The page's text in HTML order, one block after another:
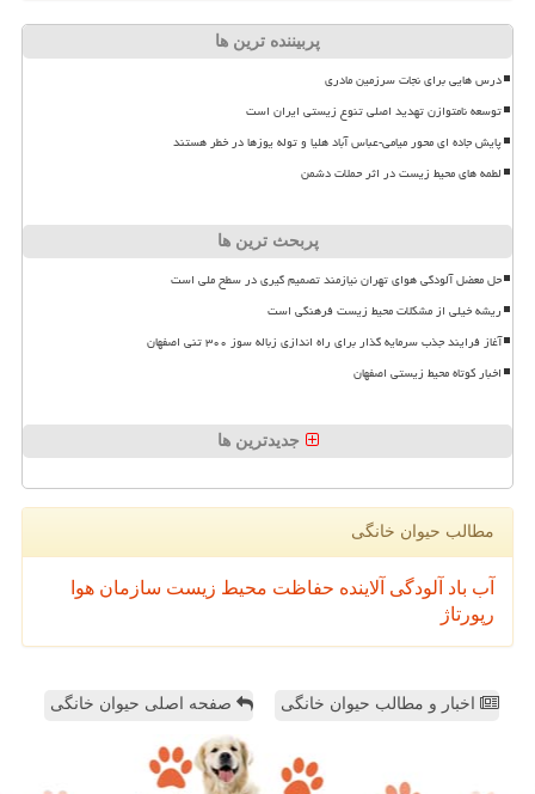
پربیننده ترین ها
درس هایی برای نجات سرزمین مادری
توسعه نامتوازن تهدید اصلی تنوع زیستی ایران است
پایش جاده ای محور میامی-عباس آباد هلیا و توله یوزها در خطر هستند
لطمه های محیط زیست در اثر حملات دشمن
پربحث ترین ها
حل معضل آلودگی هوای تهران نیازمند تصمیم گیری در سطح ملی است
ریشه خیلی از مشکلات محیط زیست فرهنگی است
آغاز فرایند جذب سرمایه گذار برای راه اندازی زباله سوز ۳۰۰ تنی اصفهان
اخبار کوتاه محیط زیستی اصفهان
جدیدترین ها
مطالب حیوان خانگی
آب باد آلودگی آلاینده حفاظت محیط زیست سازمان هوا
رپورتاژ
اخبار و مطالب حیوان خانگی صفحه اصلی حیوان خانگی